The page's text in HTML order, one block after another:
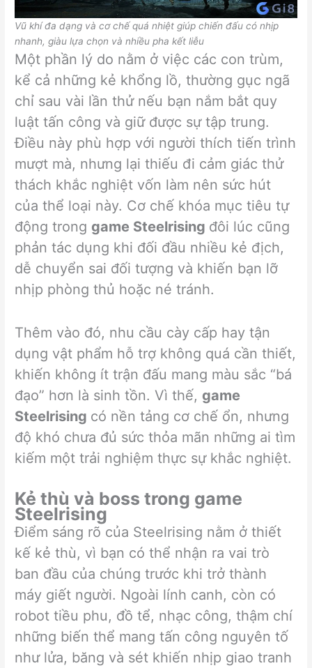
Vũ khí đa dạng và cơ chế quá nhiệt giúp chiến đấu có nhịp
nhanh, giàu lựa chọn và nhiều pha kết liễu
Một phần lý do nằm ở việc các con trùm,
kể cả những kẻ khổng lồ, thường gục ngã
chỉ sau vài lần thử nếu bạn nắm bắt quy
luật tấn công và giữ được sự tập trung.
Điều này phù hợp với người thích tiến trình
mượt mà, nhưng lại thiếu đi cảm giác thử
thách khắc nghiệt vốn làm nên sức hút
của thể loại này. Cơ chế khóa mục tiêu tự
động trong game Steelrising đôi lúc cũng
phản tác dụng khi đối đầu nhiều kẻ địch,
dễ chuyển sai đối tượng và khiến bạn lỡ
nhịp phòng thủ hoặc né tránh.
Thêm vào đó, nhu cầu cày cấp hay tận
dụng vật phẩm hỗ trợ không quá cần thiết,
khiến không ít trận đấu mang màu sắc “bá
đạo” hơn là sinh tồn. Vì thế, game
Steelrising có nền tảng cơ chế ổn, nhưng
độ khó chưa đủ sức thỏa mãn những ai tìm
kiếm một trải nghiệm thực sự khắc nghiệt.
Kẻ thù và boss trong game
Steelrising
Điểm sáng rõ của Steelrising nằm ở thiết
kế kẻ thù, vì bạn có thể nhận ra vai trò
ban đầu của chúng trước khi trở thành
máy giết người. Ngoài lính canh, còn có
robot tiều phu, đồ tể, nhạc công, thậm chí
những biến thể mang tấn công nguyên tố
như lửa, băng và sét khiến nhịp giao tranh